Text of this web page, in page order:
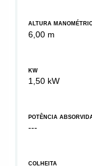
ALTURA
6,00 m
KW
1,50 kW
POTÊNCIA
---
COLHEITA